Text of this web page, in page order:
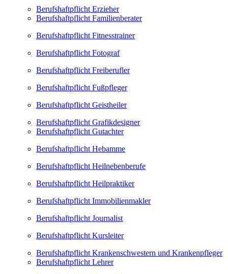
Berufshaftpflicht Erzieher
Berufshaftpflicht Familienberater
Berufshaftpflicht Fitnesstrainer
Berufshaftpflicht Fotograf
Berufshaftpflicht Freiberufler
Berufshaftpflicht Fußpfleger
Berufshaftpflicht Geistheiler
Berufshaftpflicht Grafikdesigner
Berufshaftpflicht Gutachter
Berufshaftpflicht Hebamme
Berufshaftpflicht Heilnebenberufe
Berufshaftpflicht Heilpraktiker
Berufshaftpflicht Immobilienmakler
Berufshaftpflicht Journalist
Berufshaftpflicht Kursleiter
Berufshaftpflicht Krankenschwestern und Krankenpfleger
Berufshaftpflicht Lehrer